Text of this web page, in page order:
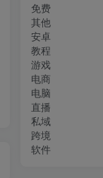
免费
其他
安卓
教程
游戏
电商
电脑
直播
私域
跨境
软件